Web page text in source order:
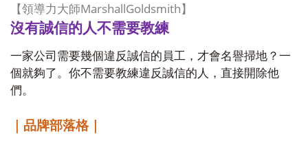
【領導力大師MarshallGoldsmith 】
沒有誠信的人不需要教練
一家公司需要幾個違反誠信的員工，才會名譽掃地？一
個就夠了。你不需要教練違反誠信的人，直接開除他
們。
｜品牌部落格｜